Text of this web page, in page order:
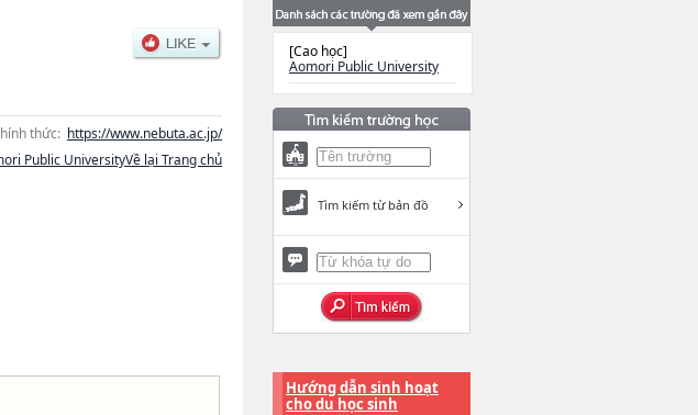
thức: https://www.nebuta.ac.jp/
Public UniversityVề lại Trang chủ
[Cao học]
Aomori Public University
Tìm kiếm từ bản đồ
Hướng dẫn sinh hoạt
cho du học sinh